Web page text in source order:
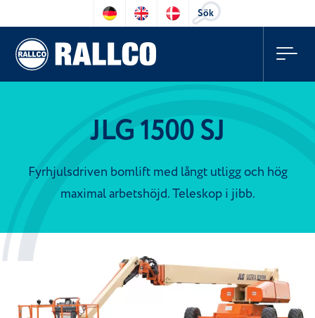
Sök
JLG 1500 SJ
Fyrhjulsdriven bomlift med långt utligg och hög
maximal arbetshöjd. Teleskop i jibb.